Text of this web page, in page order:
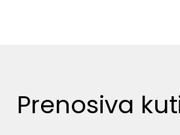
Prenosiva